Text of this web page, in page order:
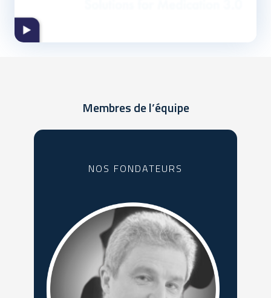
Membres de l’équipe
NOS FONDATEURS